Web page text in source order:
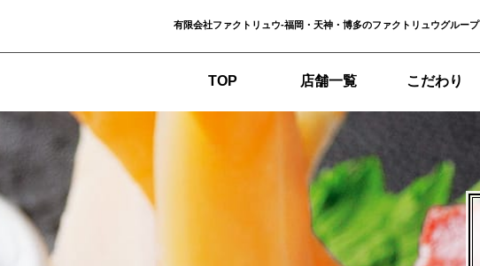
有限会社ファクトリュウ-福岡・天神・博多のファクトリュウグループ
TOP 店舗一覧 こだわり